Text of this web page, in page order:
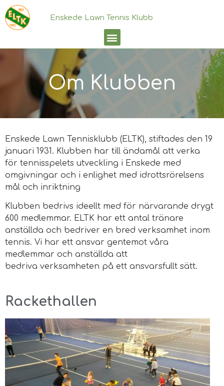
Enskede Lawn Tennis Klubb
Om Klubben
Enskede Lawn Tennisklubb (ELTK), stiftades den 19
januari 1931. Klubben har till ändamål att verka
för tennisspelets utveckling i Enskede med
omgivningar och i enlighet med idrottsrörelsens
mål och inriktning
Klubben bedrivs ideellt med för närvarande drygt
600 medlemmar. ELTK har ett antal tränare
anställda och bedriver en bred verksamhet inom
tennis. Vi har ett ansvar gentemot våra
medlemmar och anställda att
bedriva verksamheten på ett ansvarsfullt sätt.
Rackethallen